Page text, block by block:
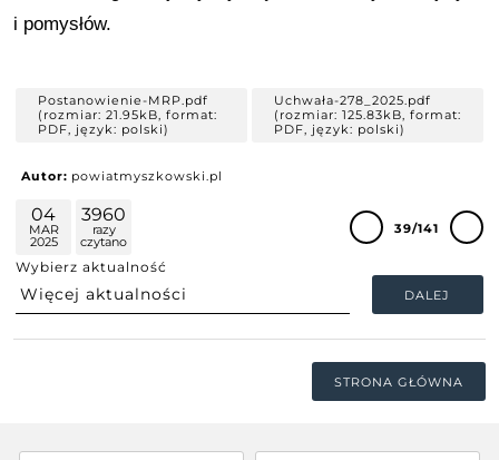
i pomysłów.
Postanowienie-MRP.pdf
(rozmiar: 21.95kB, format:
PDF, język: polski)
Uchwała-278_2025.pdf
(rozmiar: 125.83kB, format:
PDF, język: polski)
Autor: powiatmyszkowski.pl
04
MAR
2025
3960
razy
czytano
Wybierz aktualność
DALEJ
39/141
STRONA GŁÓWNA